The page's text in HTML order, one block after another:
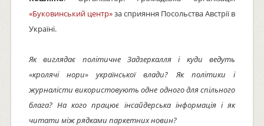
«Буковинський центр»за сприяння Посольства Австрії в
Україні.
Як виглядає політичне Задзеркалля і куди ведуть
«кролячі нори» української влади? Як політики і
журналісти використовують одне одного для спільного
блага? На кого працює інсайдерська інформація і як
читати між рядками паркетних новин?